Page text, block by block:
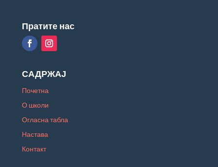
Пратите нас
САДРЖАЈ
Почетна
О школи
Огласна табла
Настава
Контакт